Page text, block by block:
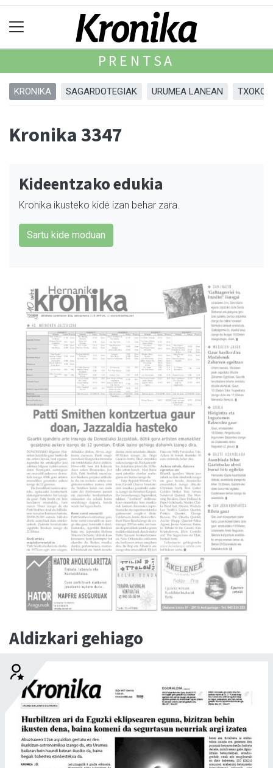
PRENTSA
KRONIKA SAGARDOTEGIAK URUMEA LANEAN
Kronika 3347
Kideentzako edukia
Kronika ikusteko kide izan behar zara.
Sartu kide moduan
Aldizkari gehiago